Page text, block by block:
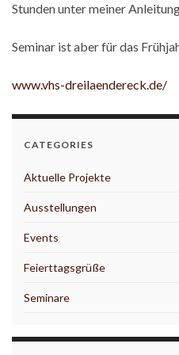
Stunden unter meiner
Seminar ist aber für das
www.vhs-dreilaendereck.de/
CATEGORIES
Aktuelle Projekte
Ausstellungen
Events
Feierttagsgrüße
Seminare